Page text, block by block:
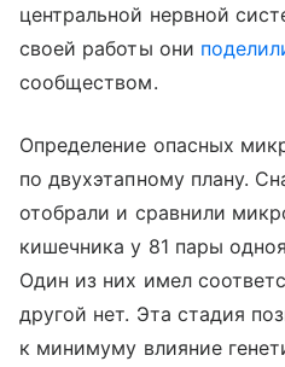
центральной нервной
своей работы они
сообществом.
Определение опасных
по двухэтапному плану.
отобрали и сравнили
кишечника у 81 пары
Один из них имел
другой нет. Эта стадия
к минимуму влияние